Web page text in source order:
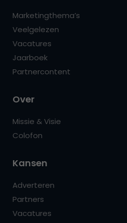
Marketingthema’s
Veelgelezen
Vacatures
Jaarboek
Partnercontent
Over
Missie & Visie
Colofon
Kansen
Adverteren
Partners
Vacatures